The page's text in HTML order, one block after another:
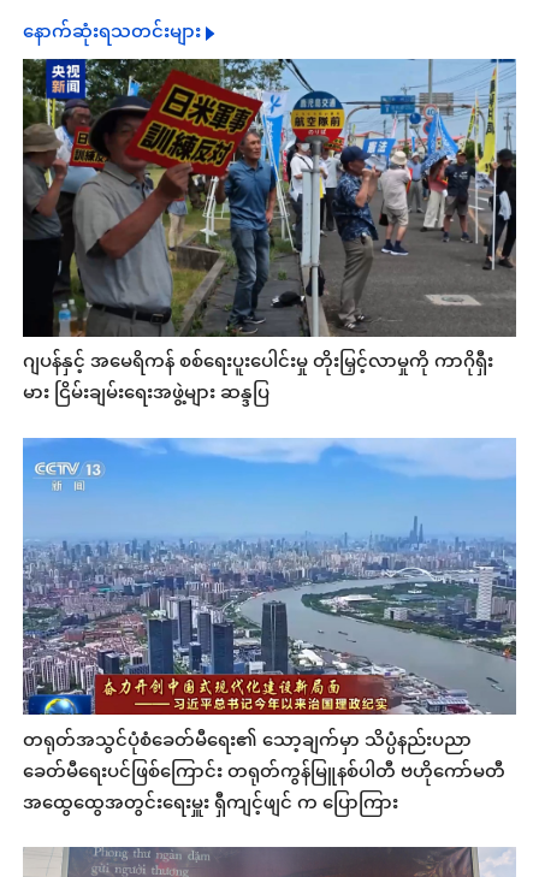
နောက်ဆုံးရသတင်းများ
ဂျပန်နှင့် အမေရိကန် စစ်ရေးပူးပေါင်းမှု တိုးမြှင့်လာမှုကို ကာဂိုရှီး
မား ငြိမ်းချမ်းရေးအဖွဲ့များ ဆန္ဒပြ
တရုတ်အသွင်ပုံစံခေတ်မီရေး၏ သော့ချက်မှာ သိပ္ပံနည်းပညာ
ခေတ်မီရေးပင်ဖြစ်ကြောင်း တရုတ်ကွန်မြူနစ်ပါတီ ဗဟိုကော်မတီ
အထွေထွေအတွင်းရေးမှူး ရှီကျင့်ဖျင် က ပြောကြား